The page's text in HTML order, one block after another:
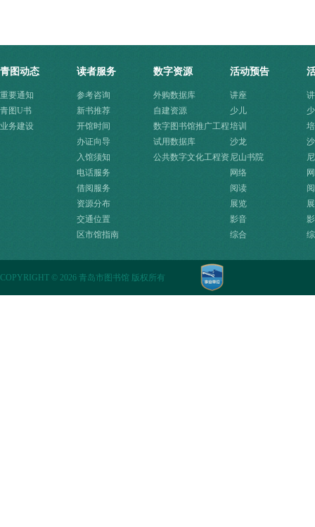
青图动态
重要通知
青图U书
业务建设
读者服务
参考咨询
新书推荐
开馆时间
办证向导
入馆须知
电话服务
借阅服务
资源分布
交通位置
区市馆指南
数字资源
外购数据库
自建资源
数字图书馆推广工程
资源
试用数据库
公共数字文化工程资
活动预告
讲座
少儿
培训
沙龙
尼山书院
网络
阅读
展览
影音
综合
COPYRIGHT © 2026 青岛市图书馆 版权所有